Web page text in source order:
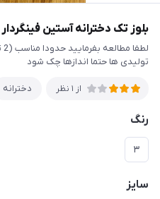
بلوز تک دخترانه آستین فینگردار
تولیدی ها حتما اندازها چک شود
از 1 نظر دخترانه
رنگ
۳
سایز